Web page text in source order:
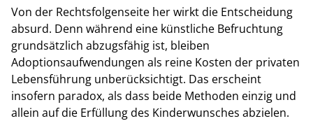
Von der Rechtsfolgenseite her wirkt die Entscheidung
absurd. Denn während eine künstliche Befruchtung
grundsätzlich abzugsfähig ist, bleiben
Adoptionsaufwendungen als reine Kosten der privaten
Lebensführung unberücksichtigt. Das erscheint
insofern paradox, als dass beide Methoden einzig und
allein auf die Erfüllung des Kinderwunsches abzielen.